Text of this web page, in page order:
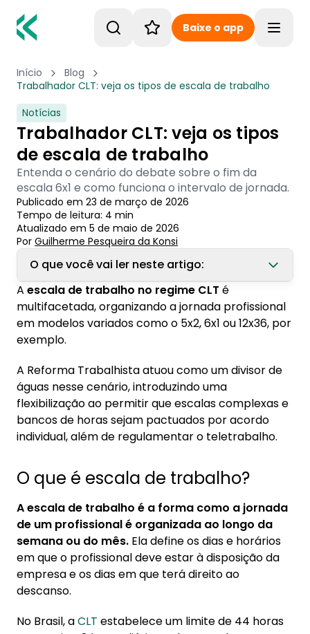
Baixe o app
Início
Blog
Trabalhador CLT: veja os tipos de escala de trabalho
Notícias
Trabalhador CLT: veja os tipos
de escala de trabalho
Entenda o cenário do debate sobre o fim da
escala 6x1 e como funciona o intervalo de jornada.
Publicado em 23 de março de 2026
Tempo de leitura: 4 min
Atualizado em 5 de maio de 2026
Por Guilherme Pesqueira da Konsi
O que você vai ler neste artigo:
1. O que é escala de trabalho?
1.1. Tipos de escala de trabalho
2. Fim da escala 6x1
3. Intervalo de jornada: quais são as regras
3.1. Intervalo interjornada: como funciona
4. Reforma trabalhista: impacto na escala de
trabalho
A escala de trabalho no regime CLT é
multifacetada, organizando a jornada profissional
em modelos variados como o 5x2, 6x1 ou 12x36, por
exemplo.
A Reforma Trabalhista atuou como um divisor de
águas nesse cenário, introduzindo uma
flexibilização ao permitir que escalas complexas e
bancos de horas sejam pactuados por acordo
individual, além de regulamentar o teletrabalho.
O que é escala de trabalho?
A escala de trabalho é a forma como a jornada
de um profissional é organizada ao longo da
semana ou do mês. Ela define os dias e horários
em que o profissional deve estar à disposição da
empresa e os dias em que terá direito ao
descanso.
No Brasil, aCLT estabelece um limite de 44 horas